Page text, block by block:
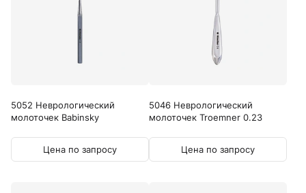
5052 Неврологический
молоточек Babinsky
Цена по запросу
5046 Неврологический
молоточек Troemner 0.23
Цена по запросу